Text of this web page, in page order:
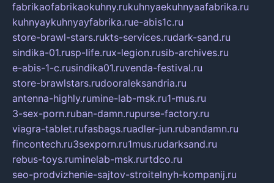
fabrikaofabrikaokuhny.rukuhnyaekuhnyaafabrika.ru
kuhnyaykuhnyayfabrika.rue-abis1c.ru
store-brawl-stars.rukts-services.rudark-sand.ru
sindika-01.rusp-life.rux-legion.rusib-archives.ru
e-abis-1-c.rusindika01.ruvenda-festival.ru
store-brawlstars.rudooraleksandria.ru
antenna-highly.rumine-lab-msk.ru1-mus.ru
3-sex-porn.ruban-damn.rupurse-factory.ru
viagra-tablet.rufasbags.ruadler-jun.rubandamn.ru
fincontech.ru3sexporn.ru1mus.rudarksand.ru
rebus-toys.ruminelab-msk.rurtdco.ru
seo-prodvizhenie-sajtov-stroitelnyh-kompanij.ru